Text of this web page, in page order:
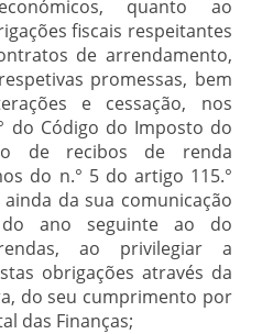
quanto ao
fiscais respeitantes
de arrendamento,
promessas, bem
e cessação, nos
do Código do Imposto do
de recibos de renda
do n.° 5 do artigo 115.°
da sua comunicação
ano seguinte ao do
ao privilegiar a
obrigações através da
do seu cumprimento por
das Finanças;